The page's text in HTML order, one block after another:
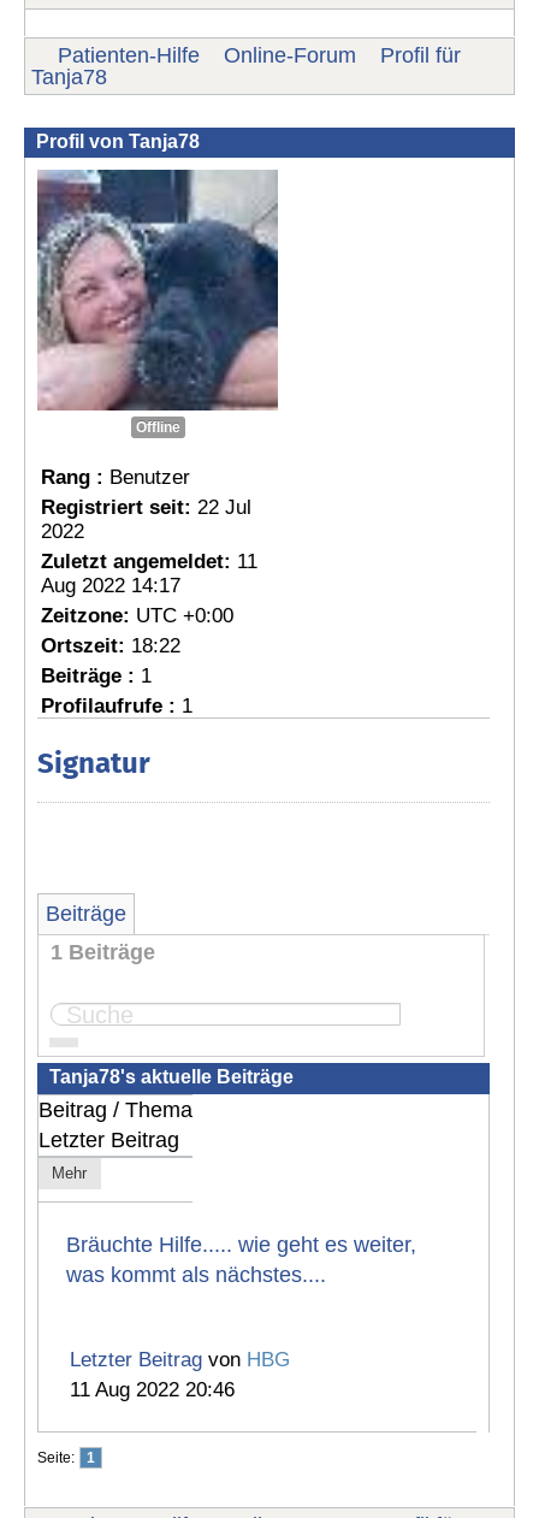
Patienten-Hilfe Online-Forum
Profil für
Tanja78
Profil von Tanja78
Offline
Rang : Benutzer
Registriert seit: 22 Jul
2022
Zuletzt angemeldet: 11
Aug 2022 14:17
Zeitzone: UTC +0:00
Ortszeit: 18:22
Beiträge : 1
Profilaufrufe : 1
Signatur
Beiträge
1 Beiträge
Seite:
Tanja78's aktuelle Beiträge
Beitrag / Thema
Letzter Beitrag
Mehr
Bräuchte Hilfe..... wie geht es weiter,
was kommt als nächstes....
Letzter Beitrag von HBG
11 Aug 2022 20:46
Seite: 1